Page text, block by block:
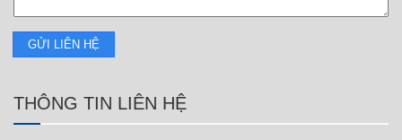
THÔNG TIN LIÊN HỆ